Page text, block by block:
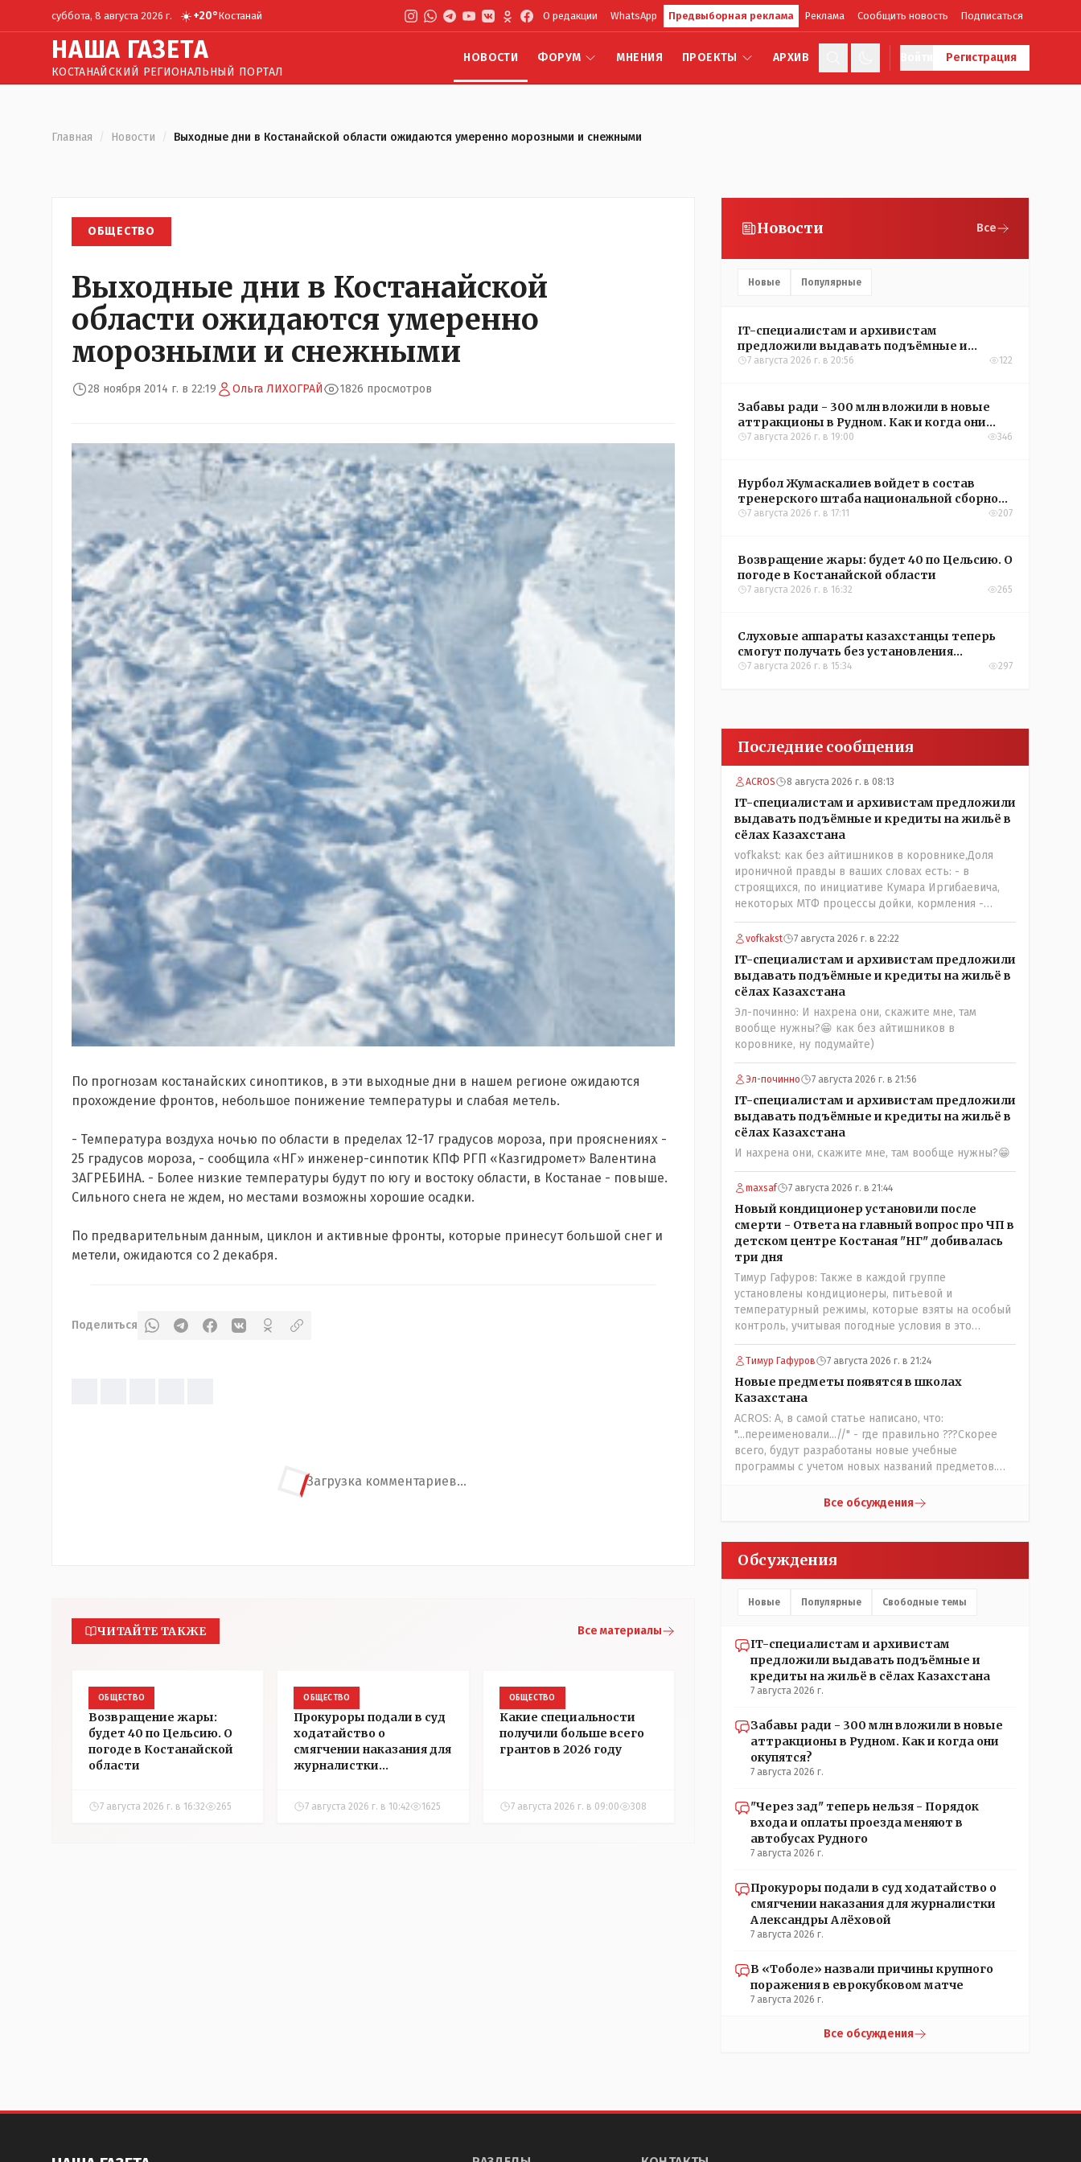
суббота, 8 августа 2026 г. ☀️+20°Костанай О редакции WhatsApp Предвыборная реклама Реклама Сообщить новость Подписаться
НАША ГАЗЕТА
КОСТАНАЙСКИЙ РЕГИОНАЛЬНЫЙ ПОРТАЛ
НОВОСТИ ФОРУМ МНЕНИЯ ПРОЕКТЫ АРХИВ Регистрация
Главная / Новости / Выходные дни в Костанайской области ожидаются умеренно морозными и снежными
ОБЩЕСТВО
Выходные дни в Костанайской
области ожидаются умеренно
морозными и снежными
28 ноября 2014 г. в 22:19 Ольга ЛИХОГРАЙ 1826 просмотров
По прогнозам костанайских синоптиков, в эти выходные дни в нашем регионе ожидаются
прохождение фронтов, небольшое понижение температуры и слабая метель.
- Температура воздуха ночью по области в пределах 12-17 градусов мороза, при прояснениях -
25 градусов мороза, - сообщила «НГ» инженер-синпотик КПФ РГП «Казгидромет» Валентина
ЗАГРЕБИНА. - Более низкие температуры будут по югу и востоку области, в Костанае - повыше.
Сильного снега не ждем, но местами возможны хорошие осадки.
По предварительным данным, циклон и активные фронты, которые принесут большой снег и
метели, ожидаются со 2 декабря.
Поделиться
Загрузка комментариев...
ЧИТАЙТЕ ТАКЖЕ Все материалы
ОБЩЕСТВО
Возвращение жары:
будет 40 по Цельсию. О
погоде в Костанайской
области
7 августа 2026 г. в 16:32 265
ОБЩЕСТВО
Прокуроры подали в суд
ходатайство о
смягчении наказания для
журналистки
7 августа 2026 г. в 10:42 1625
ОБЩЕСТВО
Какие специальности
получили больше всего
грантов в 2026 году
7 августа 2026 г. в 09:00 308
Новости Все
Новые Популярные
IT-специалистам и архивистам
предложили выдавать подъёмные и
кредиты на жильё в сёлах Казахстана
7 августа 2026 г. в 20:56 122
Забавы ради - 300 млн вложили в новые
аттракционы в Рудном. Как и когда они
окупятся?
7 августа 2026 г. в 19:00 346
Нурбол Жумаскалиев войдет в состав
тренерского штаба национальной сборной
Казахстана по футболу
7 августа 2026 г. в 17:11 207
Возвращение жары: будет 40 по Цельсию. О
погоде в Костанайской области
7 августа 2026 г. в 16:32 265
Слуховые аппараты казахстанцы теперь
смогут получать без установления
инвалидности
7 августа 2026 г. в 15:34 297
Последние сообщения
ACROS 8 августа 2026 г. в 08:13
IT-специалистам и архивистам предложили
выдавать подъёмные и кредиты на жильё в
сёлах Казахстана
vofkakst: как без айтишников в коровнике,Доля
ироничной правды в ваших словах есть: - в
строящихся, по инициативе Кумара Иргибаевича,
некоторых МТФ процессы дойки, кормления -
оцифрованы и иногда эти программы дают сбой - и
тогда они нужны, хотя я насколько в курсе своей
можно решать и устранять эти сбои и удалённо -
лёжа на диване, в городе. Но, этих современных и
оцифрованных МТФ критично мало для массового
переезда лохматых и обкуренных молодых ребят
из города в село, да и те МТФ я по опыту
подозреваю, скоро перейдут на обслуживание с
помошью кувалды, китайского скотча, алюминевой
проволоки и русского мата. Вот где работать в селе
именно АРХИВАРИУСАМ - понятие не имею-
допустим все мои архивы по работе и по семейной
жизни - помещаются в одну дешёвую китайскую
флешку купленную на оптушке на Складской за 1
000 тенге. Впрочем, не надо гадать: - это замутили
гос.бюджету- наверняка они знают что делают.
vofkakst 7 августа 2026 г. в 22:22
IT-специалистам и архивистам предложили
выдавать подъёмные и кредиты на жильё в
сёлах Казахстана
Эл-починно: И нахрена они, скажите мне, там
вообще нужны?😁 как без айтишников в
коровнике, ну подумайте)
Эл-починно 7 августа 2026 г. в 21:56
IT-специалистам и архивистам предложили
выдавать подъёмные и кредиты на жильё в
сёлах Казахстана
И нахрена они, скажите мне, там вообще нужны?😁
maxsaf 7 августа 2026 г. в 21:44
Новый кондиционер установили после
смерти - Ответа на главный вопрос про ЧП в
детском центре Костаная "НГ" добивалась
три дня
Тимур Гафуров: Также в каждой группе
установлены кондиционеры, питьевой и
температурный режимы, которые взяты на особый
контроль, учитывая погодные условия в это
лето.Мы решили. что это - противоречие. Вы
считаете иначе?Ну тут противоречия нет. Этот
трагедии, то есть 29 июля, когда спешно
установили и воду, и новые кондиционеры, и
впервые поставили температурный режим на
контроль. То есть первая часть - информация до
трагедии, вторая часть - информация после
трагедии, когда все уже было исправлено.
Тимур Гафуров 7 августа 2026 г. в 21:24
Новые предметы появятся в школах
Казахстана
ACROS: А, в самой статье написано, что:
"...переименовали...//" - где правильно ???Скорее
всего, будут разработаны новые учебные
программы с учетом новых названий предметов.
переименованные)Все обсуждения
Обсуждения
Новые Популярные Свободные темы
IT-специалистам и архивистам
предложили выдавать подъёмные и
кредиты на жильё в сёлах Казахстана
7 августа 2026 г.
Забавы ради - 300 млн вложили в новые
аттракционы в Рудном. Как и когда они
окупятся?
7 августа 2026 г.
"Через зад" теперь нельзя - Порядок
входа и оплаты проезда меняют в
автобусах Рудного
7 августа 2026 г.
Прокуроры подали в суд ходатайство о
смягчении наказания для журналистки
Александры Алёховой
7 августа 2026 г.
В «Тоболе» назвали причины крупного
поражения в еврокубковом матче
7 августа 2026 г.
Все обсуждения